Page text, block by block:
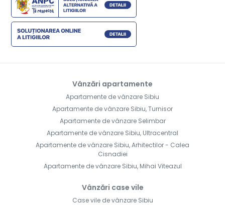
Vânzări apartamente
Apartamente de vânzare Sibiu
Apartamente de vânzare Sibiu, Turnisor
Apartamente de vânzare Selimbar
Apartamente de vânzare Sibiu, Ultracentral
Apartamente de vânzare Sibiu, Arhitectilor - Calea
Cisnadiei
Apartamente de vânzare Sibiu, Mihai Viteazul
Vânzări case vile
Case vile de vânzare Sibiu